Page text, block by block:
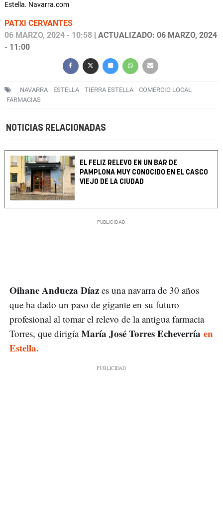
Estella. Navarra.com
PATXI CERVANTES
06 MARZO, 2024 - 10:58 | ACTUALIZADO: 06 MARZO, 2024
- 11:00
NAVARRA ESTELLA TIERRA ESTELLA
COMERCIO LOCAL
FARMACIAS
NOTICIAS RELACIONADAS
EL FELIZ RELEVO EN UN BAR DE
PAMPLONA MUY CONOCIDO EN EL CASCO
VIEJO DE LA CIUDAD
Oihane Andueza Díaz es una navarra de 30 años
que ha dado un paso de gigante en su futuro
profesional al tomar el relevo de la antigua farmacia
Torres, que dirigíaMaría José Torres Echeverría en
Estella.